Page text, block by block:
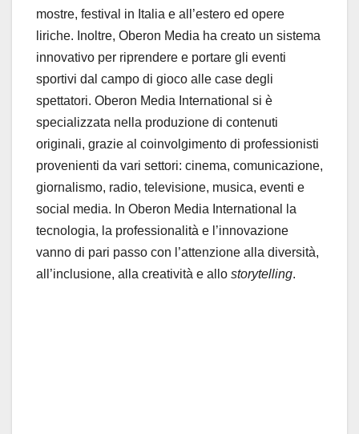
mostre, festival in Italia e all’estero ed opere
liriche. Inoltre, Oberon Media ha creato un sistema
innovativo per riprendere e portare gli eventi
sportivi dal campo di gioco alle case degli
spettatori. Oberon Media International si è
specializzata nella produzione di contenuti
originali, grazie al coinvolgimento di professionisti
provenienti da vari settori: cinema, comunicazione,
giornalismo, radio, televisione, musica, eventi e
social media. In Oberon Media International la
tecnologia, la professionalità e l’innovazione
vanno di pari passo con l’attenzione alla diversità,
all’inclusione, alla creatività e allo storytelling.